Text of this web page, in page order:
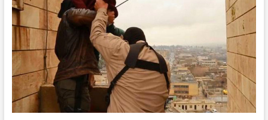
niczym,
a
Twoje
wypowiedzi
wyrywa
z
kontekstu?